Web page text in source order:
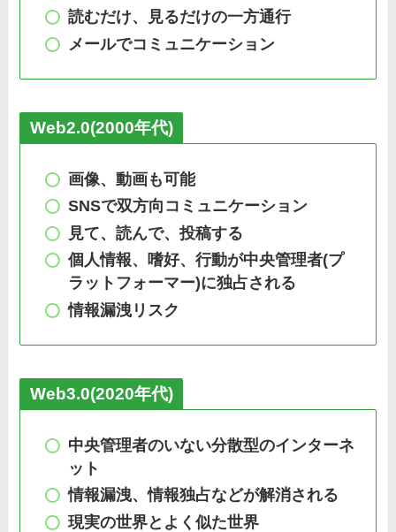
読むだけ、見るだけの一方通行
メールでコミュニケーション
Web2.0(2000年代)
画像、動画も可能
SNSで双方向コミュニケーション
見て、読んで、投稿する
個人情報、嗜好、行動が中央管理者(プ
ラットフォーマー)に独占される
情報漏洩リスク
Web3.0(2020年代)
中央管理者のいない分散型のインターネ
ット
情報漏洩、情報独占などが解消される
現実の世界とよく似た世界